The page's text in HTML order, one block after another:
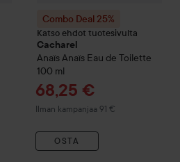
Combo Deal 25%
Katso ehdot tuotesivulta
Cacharel
Anaïs Anaïs Eau de Toilette
100 ml
Tarjoushinta
68,25 €
Ilman kampanjaa 91 €
OSTA